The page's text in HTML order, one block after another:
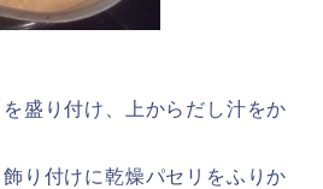
を盛り付け、上からだし汁をか
飾り付けに乾燥パセリをふりか